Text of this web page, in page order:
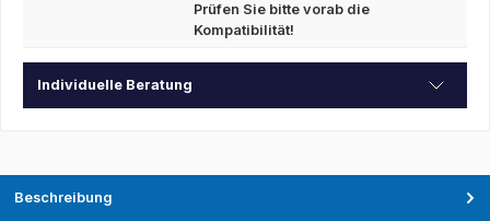
Prüfen Sie bitte vorab die
Kompatibilität!
Individuelle Beratung
Beschreibung